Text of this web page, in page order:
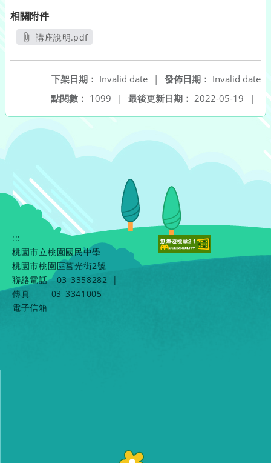
相關附件
講座說明.pdf
發佈日期： Invalid date
下架日期： Invalid date
|
最後更新日期： 2022-05-19 |
點閱數： 1099 |
:::
桃園市立桃園國民中學
桃園市桃園區莒光街2號
聯絡電話
03-3358282
|
傳真
03-3341005
電子信箱